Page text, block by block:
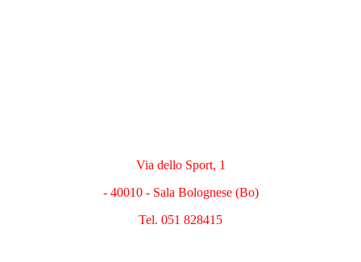
Via dello Sport, 1
- 40010 - Sala Bolognese (Bo)
Tel. 051 828415